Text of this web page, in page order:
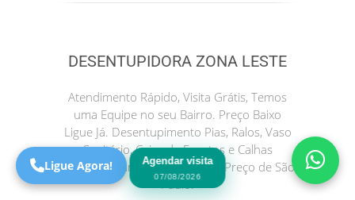
DESENTUPIDORA ZONA LESTE
Atendimento Rápido, Visita Grátis, Temos
uma Equipe no seu Bairro. Preço Baixo
Ligue Já. Desentupimento Pias, Ralos, Vaso
Sanitário, Caixa de Esgotos e Calhas
entupida Plantão 24h. Melhor Preço de São
Paulo.
Agendar visita
07/08/2026
Online
Ligue Agora!